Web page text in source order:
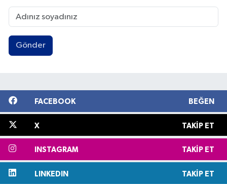
Gönder
FACEBOOK BEĞEN
X TAKIP ET
INSTAGRAM TAKIP ET
LINKEDIN TAKIP ET